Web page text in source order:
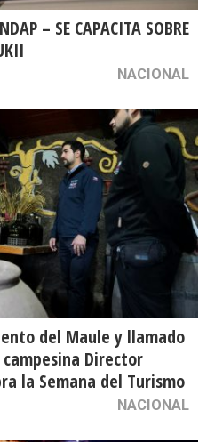
– SE CAPACITA SOBRE
NACIONAL
del Maule y llamado
Director
la Semana del Turismo
NACIONAL